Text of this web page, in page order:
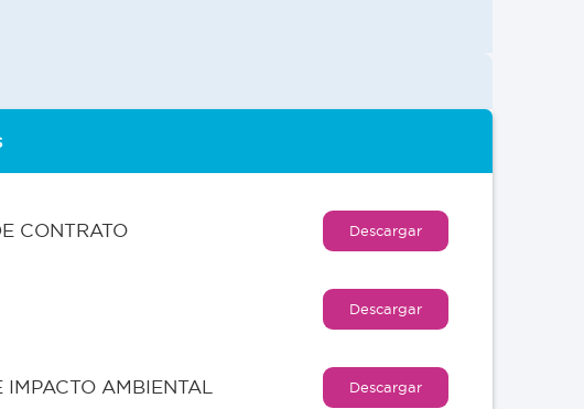
CONTRATO Descargar
Descargar
AMBIENTAL Descargar